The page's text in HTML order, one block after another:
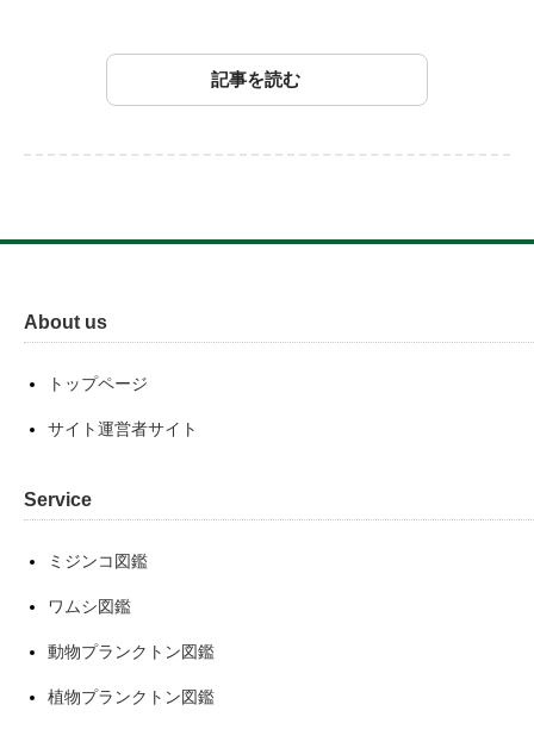
記事を読む
About us
トップページ
サイト運営者サイト
Service
ミジンコ図鑑
ワムシ図鑑
動物プランクトン図鑑
植物プランクトン図鑑